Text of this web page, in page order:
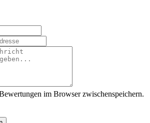
im Browser zwischenspeichern.